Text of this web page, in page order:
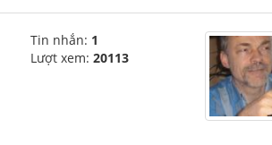
Tin nhắn: 1
Lượt xem: 20113